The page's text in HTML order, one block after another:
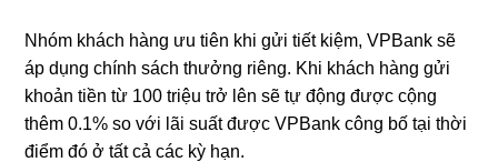
Nhóm khách hàng ưu tiên khi gửi tiết kiệm, VPBank sẽ
áp dụng chính sách thưởng riêng. Khi khách hàng gửi
khoản tiền từ 100 triệu trở lên sẽ tự động được cộng
thêm 0.1% so với lãi suất được VPBank công bố tại thời
điểm đó ở tất cả các kỳ hạn.